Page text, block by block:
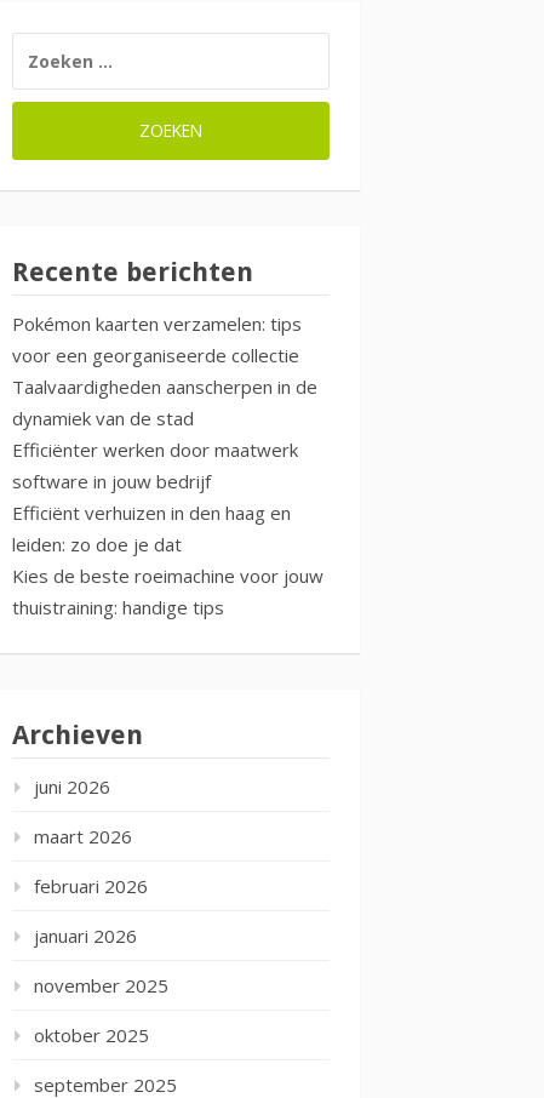
NAAR:
Recente berichten
Pokémon kaarten verzamelen: tips
voor een georganiseerde collectie
Taalvaardigheden aanscherpen in de
dynamiek van de stad
Efficiënter werken door maatwerk
software in jouw bedrijf
Efficiënt verhuizen in den haag en
leiden: zo doe je dat
Kies de beste roeimachine voor jouw
thuistraining: handige tips
Archieven
juni 2026
maart 2026
februari 2026
januari 2026
november 2025
oktober 2025
september 2025